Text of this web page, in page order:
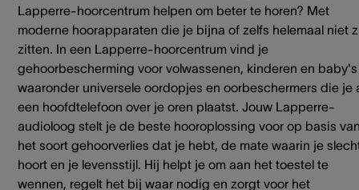
Lapperre-hoorcentrum helpen om beter te horen? Met
moderne hoorapparaten die je bijna of zelfs helemaal niet
zitten. In een Lapperre-hoorcentrum vind je
gehoorbescherming voor volwassenen, kinderen en baby's
waaronder universele oordopjes en oorbeschermers die je
een hoofdtelefoon over je oren plaatst. Jouw Lapperre-
audioloog stelt je de beste hooroplossing voor op basis
het soort gehoorverlies dat je hebt, de mate waarin je
hoort en je levensstijl. Hij helpt je om aan het toestel te
wennen, regelt het bij waar nodig en zorgt voor het